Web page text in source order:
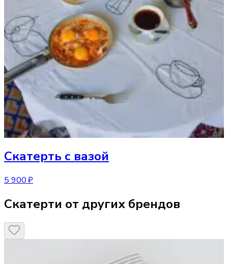
Скатерть с вазой
5 900 ₽
Скатерти от других брендов